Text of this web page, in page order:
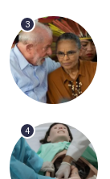
3
4